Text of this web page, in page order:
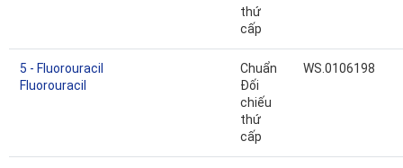
thứ
cấp
5 - Fluorouracil
Fluorouracil
Chuẩn
Đối
chiếu
thứ
cấp
WS.0106198